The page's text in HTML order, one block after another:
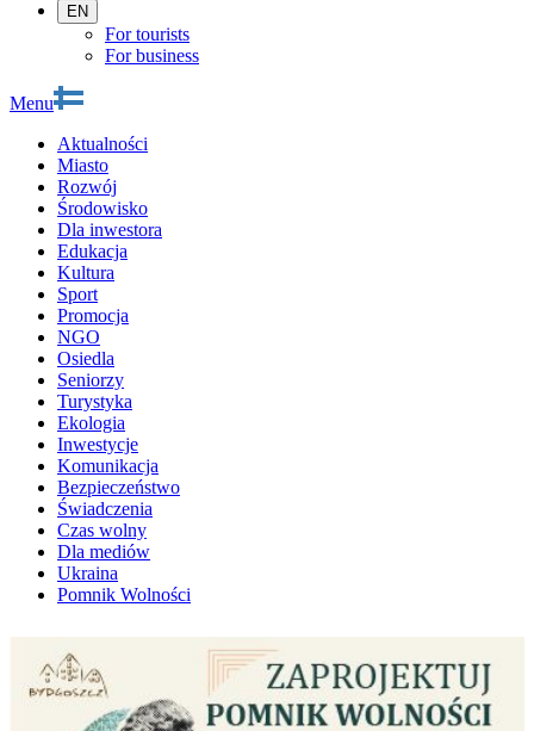
EN
For tourists
For business
Menu
Aktualności
Miasto
Rozwój
Środowisko
Dla inwestora
Edukacja
Kultura
Sport
Promocja
NGO
Osiedla
Seniorzy
Turystyka
Ekologia
Inwestycje
Komunikacja
Bezpieczeństwo
Świadczenia
Czas wolny
Dla mediów
Ukraina
Pomnik Wolności